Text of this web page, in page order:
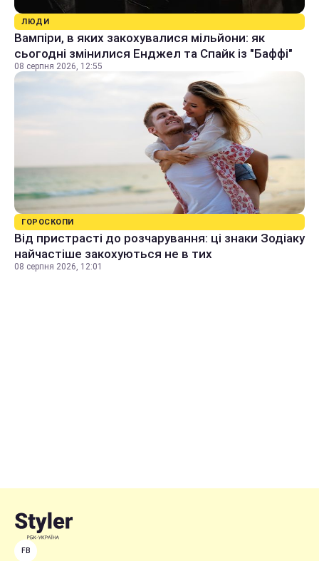
ЛЮДИ
Вампіри, в яких закохувалися мільйони: як
сьогодні змінилися Енджел та Спайк із "Баффі"
08 серпня 2026, 12:55
ГОРОСКОПИ
Від пристрасті до розчарування: ці знаки Зодіаку
найчастіше закохуються не в тих
08 серпня 2026, 12:01
FB